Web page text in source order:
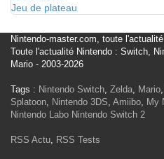
Jeu de plateau
Nintendo-master.com, toute
Toute l'actualité Nintendo : Switch,
Mario - 2003-2026
Tags : Nintendo Switch, Zelda, Mario,
Splatoon, Nintendo 3DS, Amiibo, My
Nintendo Labo Nintendo Switch 2
RSS Actu, RSS Tests